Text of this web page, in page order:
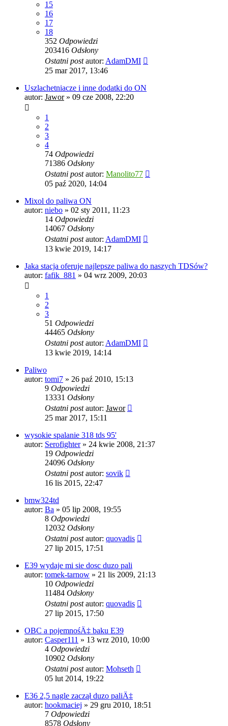
15
16
17
18
352 Odpowiedzi
203416 Odsłony
Ostatni postautor: AdamDMI
25 mar 2017, 13:46
Uszlachetniacze i inne dodatki do ON
autor: Jawor» 09 cze 2008, 22:20
1
2
3
4
74 Odpowiedzi
71386 Odsłony
Ostatni postautor: Manolito77
05 paź 2020, 14:04
Mixol do paliwa ON
autor: niebo » 02 sty 2011, 11:23
14 Odpowiedzi
14067 Odsłony
Ostatni postautor: AdamDMI
13 kwie 2019, 14:17
Jaka stacja oferuje najlepsze paliwa do naszych TDSów?
autor: fafik_881 » 04 wrz 2009, 20:03
1
2
3
51 Odpowiedzi
44465 Odsłony
Ostatni postautor: AdamDMI
13 kwie 2019, 14:14
Paliwo
autor: tomi7 » 26 paź 2010, 15:13
9 Odpowiedzi
13331 Odsłony
Ostatni postautor: Jawor
25 mar 2017, 15:11
wysokie spalanie 318 tds 95'
autor: Serofighter» 24 kwie 2008, 21:37
19 Odpowiedzi
24096 Odsłony
Ostatni postautor: sovik
16 lis 2015, 22:47
bmw324td
autor: Ba » 05 lip 2008, 19:55
8 Odpowiedzi
12032 Odsłony
Ostatni postautor: quovadis
27 lip 2015, 17:51
E39 wydaje mi sie dosc duzo pali
autor: tomek-tarnow » 21 lis 2009, 21:13
10 Odpowiedzi
11484 Odsłony
Ostatni postautor: quovadis
27 lip 2015, 17:50
OBC a pojemnośÄ‡ baku E39
autor: Casper111 » 13 wrz 2010, 10:00
4 Odpowiedzi
10902 Odsłony
Ostatni postautor: Mohseth
05 lut 2014, 19:22
E36 2,5 nagle zaczął duzo paliÄ‡
autor: hookmaciej » 29 gru 2010, 18:51
7 Odpowiedzi
8578 Odsłony